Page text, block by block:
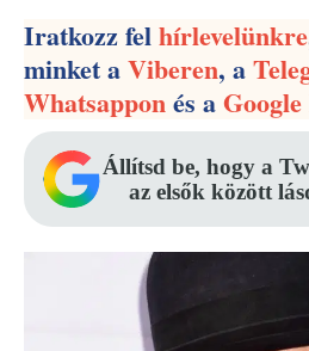
Iratkozz felhírlevelünkre
minket aViberen, a
Whatsapponés a
Állítsd be, hogy a
az elsők között